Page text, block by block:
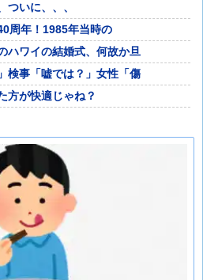
ついに、、、
周年！1985年当時の
ハワイの結婚式、何故か旦
検事「嘘では？」女性「傷
方が快適じゃね？